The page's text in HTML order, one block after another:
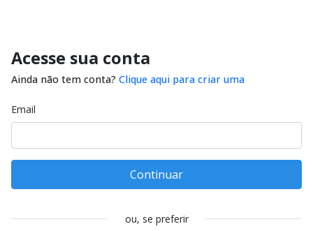
Acesse sua conta
Ainda não tem conta? Clique aqui para criar uma
Email
Continuar
ou, se preferir